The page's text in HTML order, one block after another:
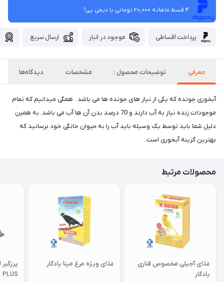
4 قسط ماهانه 20,000 تومانی با دیجی ‌پی!
پرداخت اقساطی موجود در انبار ارسال سریع
معرفی توضیحات محصول : مشخصات دیدگاه‌ها
آبخوری جونده که یکی از نیاز های جونده ها می باشد . همگی میدانیم که تمام
موجودات زنده نیاز به آب دارند و 70 درصد بدن آن ها آب می باشد. به همین
دلیل شما باید توسط یک وسیله باید آب را به حیوان خانگی خود برسانید که
بهترین گزینه آبخوری است.
محصولات مرتبط
غذای آجیلی مخصوص قناری
یادگار
غذای ویژه مرغ مینا یادگار
PLUS